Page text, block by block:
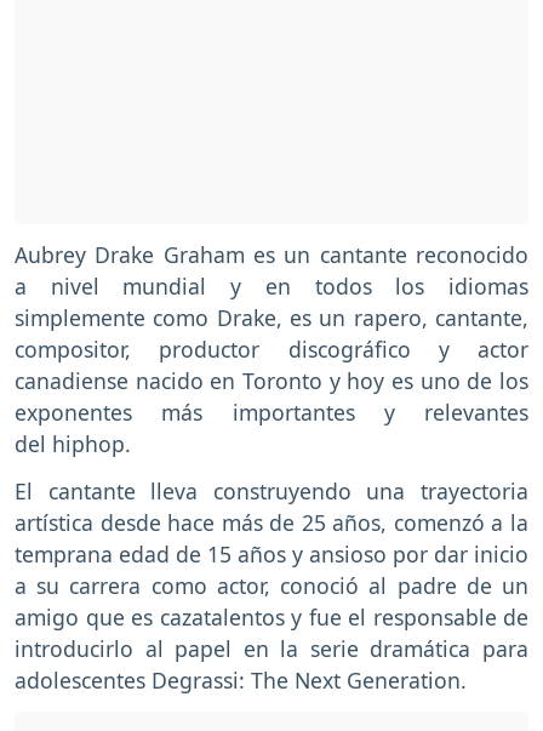
Aubrey Drake Graham es un cantante reconocido
a nivel mundial y en todos los idiomas
simplemente como Drake, es un rapero, cantante,
compositor, productor discográfico y actor
canadiense nacido en Toronto y hoy es uno de los
exponentes más importantes y relevantes
del hiphop.
El cantante lleva construyendo una trayectoria
artística desde hace más de 25 años, comenzó a la
temprana edad de 15 años y ansioso por dar inicio
a su carrera como actor, conoció al padre de un
amigo que es cazatalentos y fue el responsable de
introducirlo al papel en la serie dramática para
adolescentes Degrassi: The Next Generation.